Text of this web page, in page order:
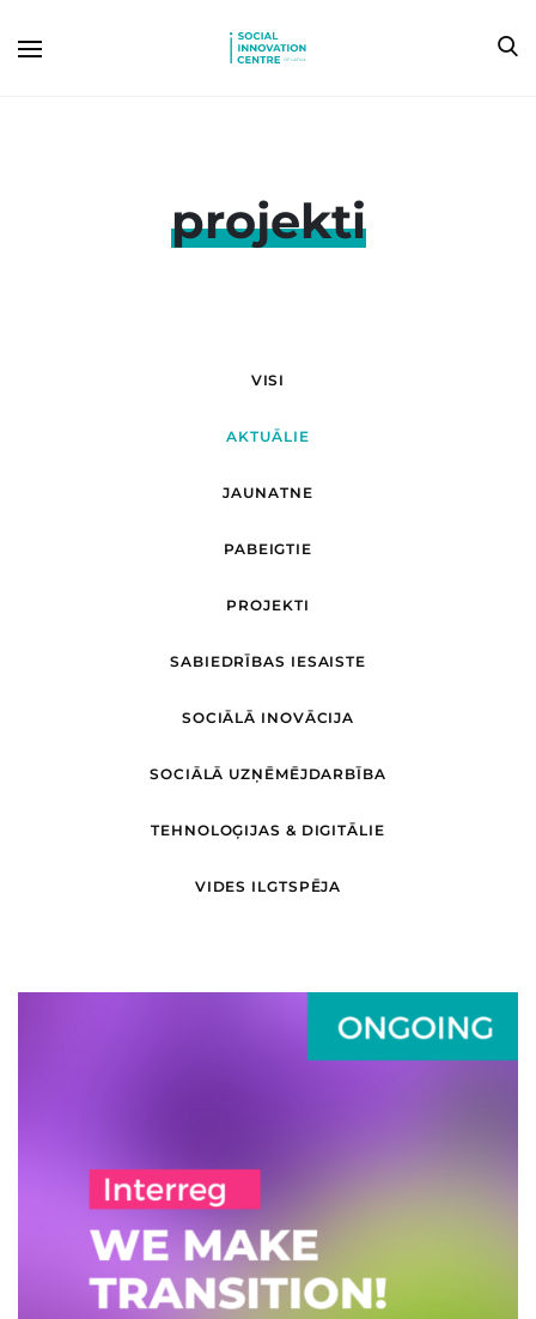
projekti
VISI
AKTUĀLIE
JAUNATNE
PABEIGTIE
PROJEKTI
SABIEDRĪBAS IESAISTE
SOCIĀLĀ INOVĀCIJA
SOCIĀLĀ UZŅĒMĒJDARBĪBA
TEHNOLOĢIJAS & DIGITĀLIE
VIDES ILGTSPĒJA